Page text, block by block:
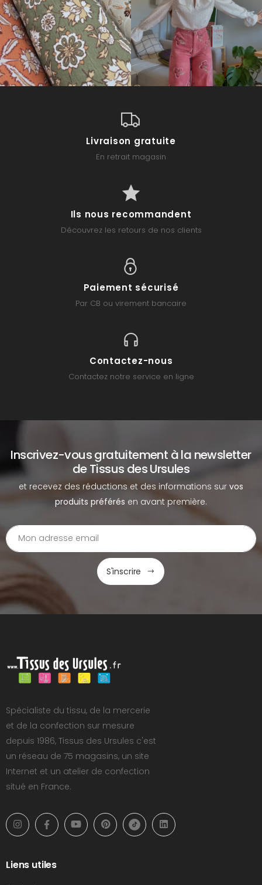
Livraison gratuite
En retrait magasin
Ils nous recommandent
Découvrez les retours de nos clients
Paiement sécurisé
Par CB ou virement bancaire
Contactez-nous
Contactez notre service en ligne
Inscrivez-vous gratuitement à la newsletter
de Tissus des Ursules
et recevez des réductions et des informations sur vos
produits préférés en avant première.
S'inscrire
Spécialiste du tissu, de la mercerie
et de la confection sur mesure
depuis 1986, Tissus des Ursules c'est
un réseau de 75 magasins, un site
Internet et un atelier de confection
situé en France.
Liens utiles